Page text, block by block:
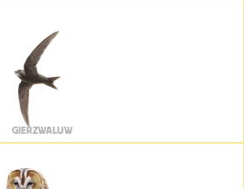
GIERZWALUW